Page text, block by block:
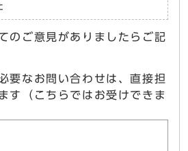
のご意見がありましたらご記
要なお問い合わせは、直接担
す（こちらではお受けできま